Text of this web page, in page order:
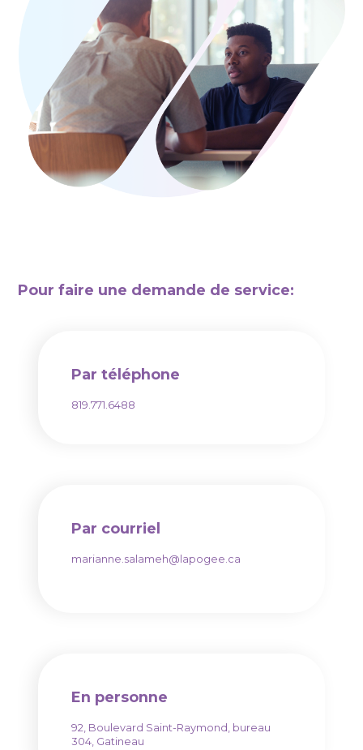
Pour faire une demande de service:
Par téléphone
819.771.6488
Par courriel
marianne.salameh@lapogee.ca
En personne
92, Boulevard Saint-Raymond, bureau
304, Gatineau